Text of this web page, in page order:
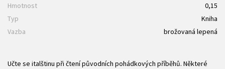
Hmotnost
0,15
Typ
Kniha
Vazba
brožovaná lepená
Učte se italštinu při čtení původních pohádkových příběhů. Některé